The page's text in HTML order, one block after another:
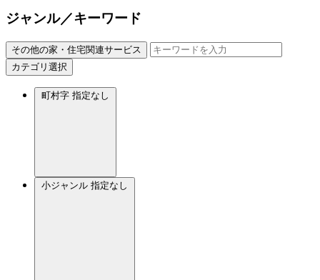
ジャンル／キーワード
その他の家・住宅関連サービス
カテゴリ選択
町村字 指定なし
小ジャンル 指定なし